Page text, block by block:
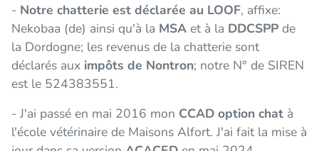
- Notre chatterie est déclarée au LOOF, affixe:
Nekobaa (de) ainsi qu'à la MSA et à la DDCSPP de
la Dordogne; les revenus de la chatterie sont
déclarés aux impôts de Nontron; notre N° de SIREN
est le 524383551.
- J'ai passé en mai 2016 mon CCAD option chat à
l'école vétérinaire de Maisons Alfort. J'ai fait la mise à